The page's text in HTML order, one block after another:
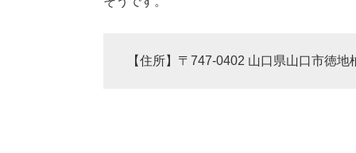
【住所】〒747-0402 山口県山口市徳地